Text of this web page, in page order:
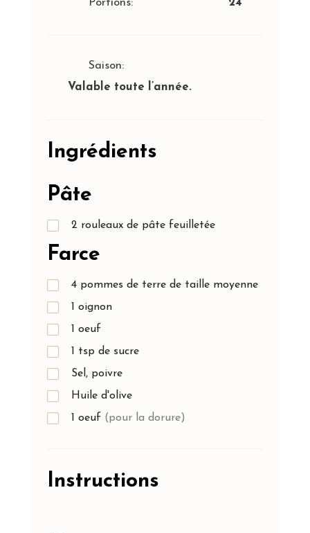
Portions: 24
Saison:
Valable toute l’année.
Ingrédients
Pâte
2 rouleaux de pâte feuilletée
Farce
4 pommes de terre de taille moyenne
1 oignon
1 oeuf
1 tsp de sucre
Sel, poivre
Huile d'olive
1 oeuf (pour la dorure)
Instructions